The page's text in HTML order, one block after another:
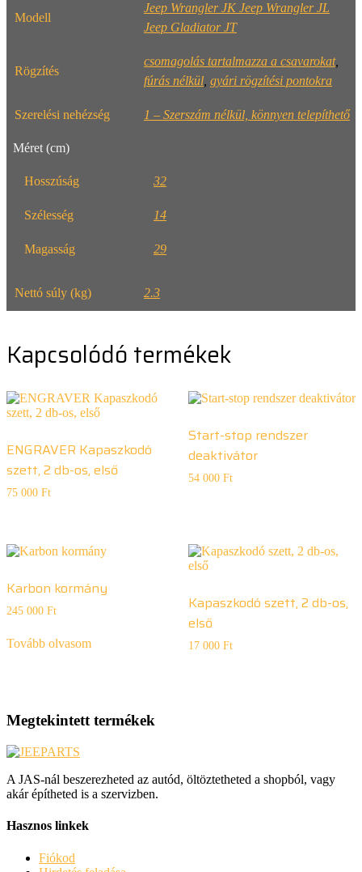
Modell
Jeep Wrangler JK Jeep Wrangler JL
Jeep Gladiator JT
Rögzítés
csomagolás tartalmazza a csavarokat,
fúrás nélkül gyári rögzítési pontokra
Szerelési nehézség 1 – Szerszám nélkül, könnyen telepíthető
Méret (cm)
Hosszúság 32
Szélesség 14
Magasság 29
Nettó súly (kg) 2.3
Kapcsolódó termékek
ENGRAVER Kapaszkodó
szett, 2 db-os, első
75 000 Ft
Start-stop rendszer
deaktivátor
54 000 Ft
Karbon kormány
245 000 Ft
Tovább olvasom
Kapaszkodó szett, 2 db-os,
első
17 000 Ft
Megtekintett termékek
A JAS-nál beszerezheted az autód, öltöztetheted a shopból, vagy
akár építheted is a szervizben.
Hasznos linkek
Fiókod